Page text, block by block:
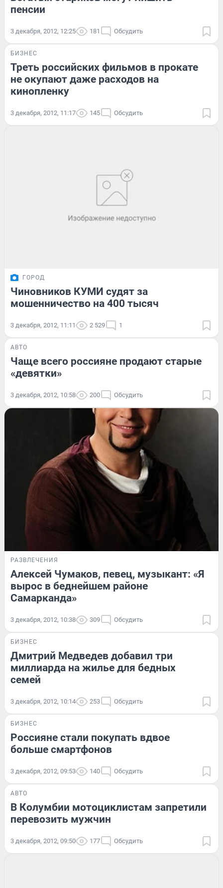
пенсии
3 декабря, 2012, 12:25 181 Обсудить
БИЗНЕС
Треть российских фильмов в прокате
не окупают даже расходов на
кинопленку
3 декабря, 2012, 11:17 145 Обсудить
ГОРОД
Чиновников КУМИ судят за
мошенничество на 400 тысяч
3 декабря, 2012, 11:11 2 529 1
АВТО
Чаще всего россияне продают старые
«девятки»
3 декабря, 2012, 10:58 200 Обсудить
РАЗВЛЕЧЕНИЯ
Алексей Чумаков, певец, музыкант: «Я
вырос в беднейшем районе
Самарканда»
3 декабря, 2012, 10:38 309 Обсудить
БИЗНЕС
Дмитрий Медведев добавил три
миллиарда на жилье для бедных
семей
3 декабря, 2012, 10:14 253 Обсудить
БИЗНЕС
Россияне стали покупать вдвое
больше смартфонов
3 декабря, 2012, 09:53 140 Обсудить
АВТО
В Колумбии мотоциклистам запретили
перевозить мужчин
3 декабря, 2012, 09:50 177 Обсудить